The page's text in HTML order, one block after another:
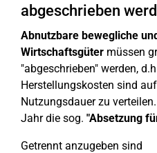
abgeschrieben
Abnutzbare bewegliche
Wirtschaftsgüter müssen
"abgeschrieben" werden,
Herstellungskosten sind
Nutzungsdauer zu
Jahr die sog. "Absetzung
Getrennt anzugeben sind